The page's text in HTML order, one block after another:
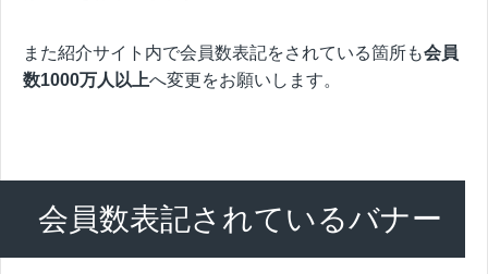
また紹介サイト内で会員数表記をされている箇所も会員
数1000万人以上へ変更をお願いします。
会員数表記されているバナー